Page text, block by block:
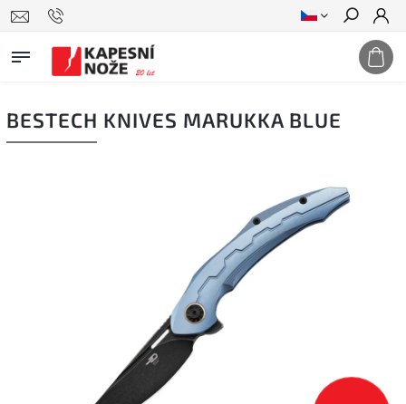
Hledat
BESTECH KNIVES MARUKKA BLUE